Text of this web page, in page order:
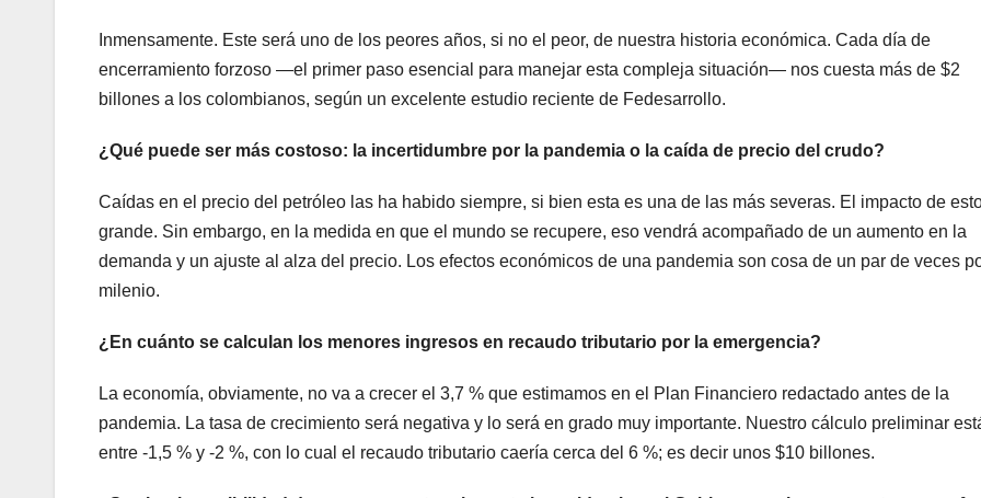
Inmensamente. Este será uno de los peores años, si no el peor, de nuestra historia económica. Cada día de
encerramiento forzoso —el primer paso esencial para manejar esta compleja situación— nos cuesta más de $2
billones a los colombianos, según un excelente estudio reciente de Fedesarrollo.
¿Qué puede ser más costoso: la incertidumbre por la pandemia o la caída de precio del crudo?
Caídas en el precio del petróleo las ha habido siempre, si bien esta es una de las más severas. El impacto de
grande. Sin embargo, en la medida en que el mundo se recupere, eso vendrá acompañado de un aumento en la
demanda y un ajuste al alza del precio. Los efectos económicos de una pandemia son cosa de un par de veces
milenio.
¿En cuánto se calculan los menores ingresos en recaudo tributario por la emergencia?
La economía, obviamente, no va a crecer el 3,7 % que estimamos en el Plan Financiero redactado antes de la
pandemia. La tasa de crecimiento será negativa y lo será en grado muy importante. Nuestro cálculo preliminar
entre -1,5 % y -2 %, con lo cual el recaudo tributario caería cerca del 6 %; es decir unos $10 billones.